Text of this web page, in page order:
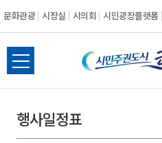
문화관광 시장실 시의회 시민광장플랫폼
시
민
전
체
뉴
열
행사일정표